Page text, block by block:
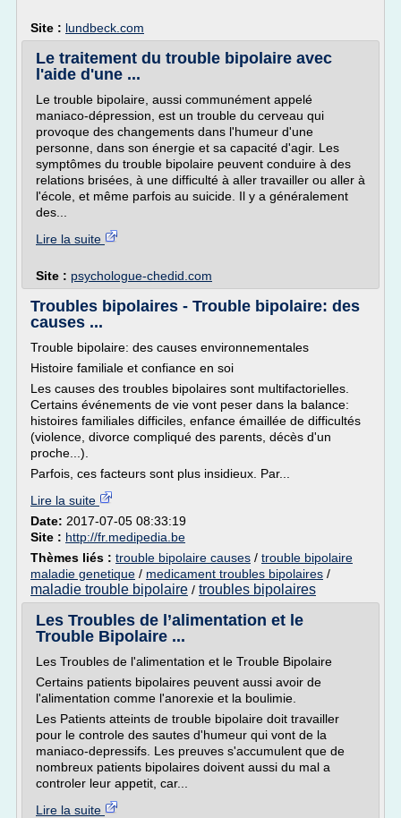
Site : lundbeck.com
Le traitement du trouble bipolaire avec
l'aide d'une ...
Le trouble bipolaire, aussi communément appelé
maniaco-dépression, est un trouble du cerveau qui
provoque des changements dans l'humeur d'une
personne, dans son énergie et sa capacité d'agir. Les
symptômes du trouble bipolaire peuvent conduire à des
relations brisées, à une difficulté à aller travailler ou aller à
l'école, et même parfois au suicide. Il y a généralement
des...
Lire la suite
Site : psychologue-chedid.com
Troubles bipolaires - Trouble bipolaire: des
causes ...
Trouble bipolaire: des causes environnementales
Histoire familiale et confiance en soi
Les causes des troubles bipolaires sont multifactorielles.
Certains événements de vie vont peser dans la balance:
histoires familiales difficiles, enfance émaillée de difficultés
(violence, divorce compliqué des parents, décès d'un
proche...).
Parfois, ces facteurs sont plus insidieux. Par...
Lire la suite
Date: 2017-07-05 08:33:19
Site : http://fr.medipedia.be
Thèmes liés : trouble bipolaire causes / trouble bipolaire
maladie genetique / medicament troubles bipolaires /
maladie trouble bipolaire / troubles bipolaires
Les Troubles de l’alimentation et le
Trouble Bipolaire ...
Les Troubles de l'alimentation et le Trouble Bipolaire
Certains patients bipolaires peuvent aussi avoir de
l'alimentation comme l'anorexie et la boulimie.
Les Patients atteints de trouble bipolaire doit travailler
pour le controle des sautes d'humeur qui vont de la
maniaco-depressifs. Les preuves s'accumulent que de
nombreux patients bipolaires doivent aussi du mal a
controler leur appetit, car...
Lire la suite